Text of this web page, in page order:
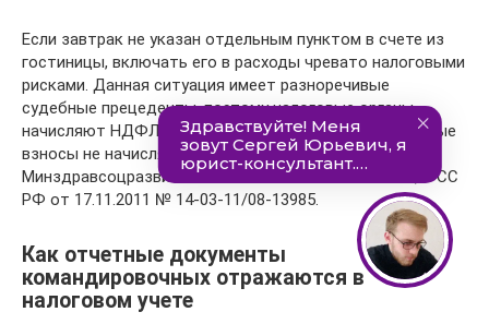
Если завтрак не указан отдельным пунктом в счете из
гостиницы, включать его в расходы чревато налоговыми
рисками. Данная ситуация имеет разноречивые
судебные прецеденты, поэтому налоговые органы
начисляют НДФЛ на указанную сумму. Тогда страховые
взносы не начисляются, на что указывают Письма
Минздравсоцразвития РФ от 05.08.2010 № 2519-19, ФСС
РФ от 17.11.2011 № 14-03-11/08-13985.
Как отчетные документы
командировочных отражаются в
налоговом учете